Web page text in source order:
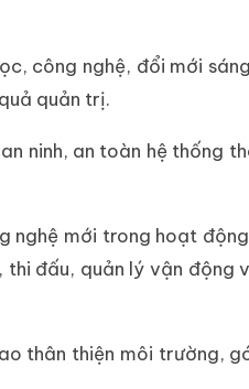
công nghệ, đổi mới
quản trị.
ninh, an toàn hệ thống
nghệ mới trong hoạt
thi đấu, quản lý vận
thân thiện môi trường,